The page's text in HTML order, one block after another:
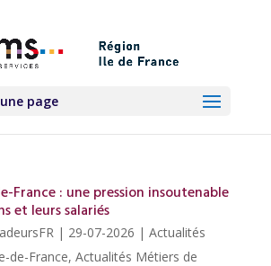
page
France : une pression insoutenable
et leurs salariés
| 29-07-2026 | Actualités
de-France, Actualités Métiers de